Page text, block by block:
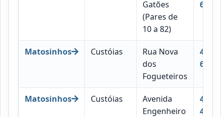
Gatões
(Pares de
10 a 82)
656
Matosinhos Custóias
Rua Nova
dos
Fogueteiros
4460-
658
Matosinhos Custóias
Avenida
Engenheiro
4460-
415